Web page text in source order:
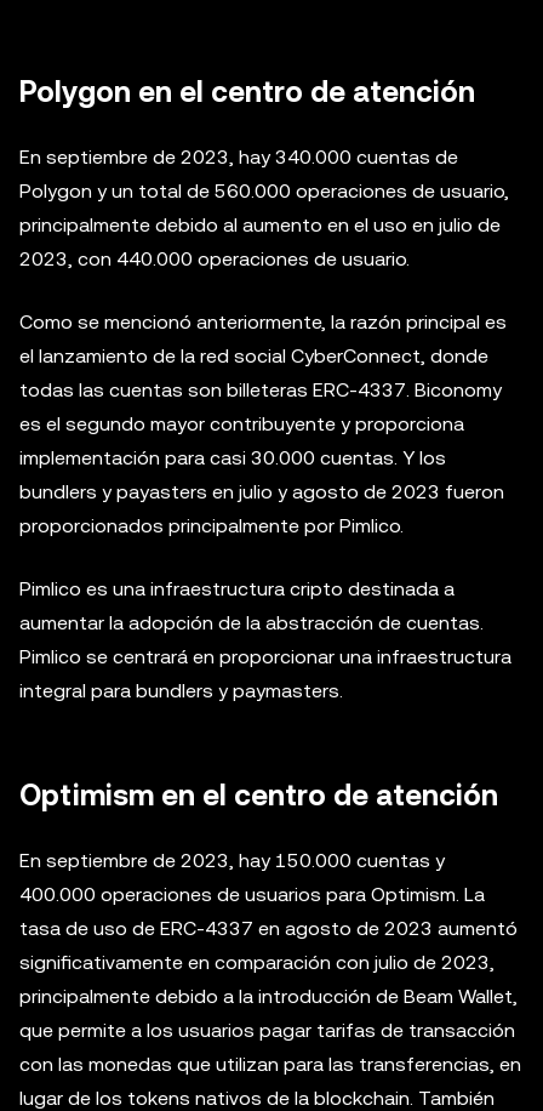
Polygon en el centro de atención
En septiembre de 2023, hay 340.000 cuentas de
Polygon y un total de 560.000 operaciones de usuario,
principalmente debido al aumento en el uso en julio de
2023, con 440.000 operaciones de usuario.
Como se mencionó anteriormente, la razón principal es
el lanzamiento de la red social CyberConnect, donde
todas las cuentas son billeteras ERC-4337. Biconomy
es el segundo mayor contribuyente y proporciona
implementación para casi 30.000 cuentas. Y los
bundlers y payasters en julio y agosto de 2023 fueron
proporcionados principalmente por Pimlico.
Pimlico es una infraestructura cripto destinada a
aumentar la adopción de la abstracción de cuentas.
Pimlico se centrará en proporcionar una infraestructura
integral para bundlers y paymasters.
Optimism en el centro de atención
En septiembre de 2023, hay 150.000 cuentas y
400.000 operaciones de usuarios para Optimism. La
tasa de uso de ERC-4337 en agosto de 2023 aumentó
significativamente en comparación con julio de 2023,
principalmente debido a la introducción de Beam Wallet,
que permite a los usuarios pagar tarifas de transacción
con las monedas que utilizan para las transferencias, en
lugar de los tokens nativos de la blockchain. También